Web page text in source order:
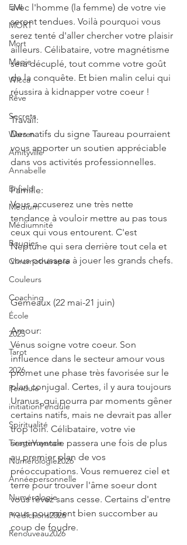
EMI
MORT
Mort
Magie
Wicca
Rêve
Secrets
Warren
Amityville
Annabelle
Enfield
Médium
Médiumnité
Bougies
Chromothérapie
Couleurs
Coaching
École
2025
Tarot
2026
Pendule
initiationPendule
Spiritualité
TirageVoyance
Numérologie2026
Annéepersonnelle
Numérologie
Prédictions2026
Renouveau2026
avec l'homme (la femme) de votre vie
seront tendues. Voilà pourquoi vous
serez tenté d'aller chercher votre plaisir
ailleurs. Célibataire, votre magnétisme
sera décuplé, tout comme votre goût
de la conquête. Et bien malin celui qui
réussira à kidnapper votre coeur !
Travail:
Des natifs du signe Taureau pourraient
vous apporter un soutien appréciable
dans vos activités professionnelles.
Famille:
Vous accuserez une très nette
tendance à vouloir mettre au pas tous
ceux qui vous entourent. C'est
Neptune qui sera derrière tout cela et
vous poussera à jouer les grands chefs.
Gémeaux (22 mai-21 juin)
Amour:
Vénus soigne votre coeur. Son
influence dans le secteur amour vous
promet une phase très favorisée sur le
plan conjugal. Certes, il y aura toujours
Uranus, qui pourra par moments gêner
certains natifs, mais ne devrait pas aller
trop loin. Célibataire, votre vie
sentimentale passera une fois de plus
au premier plan de vos
préoccupations. Vous remuerez ciel et
terre pour trouver l'âme soeur dont
vous rêvez sans cesse. Certains d'entre
vous pourraient bien succomber au
coup de foudre.